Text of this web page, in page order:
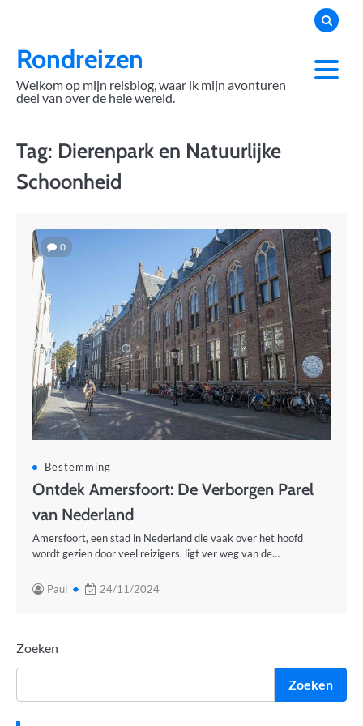
contentRondreizen
Welkom op mijn reisblog, waar ik mijn avonturen
deel van over de hele wereld.
Tag: Dierenpark en Natuurlijke
Schoonheid
0
Bestemming
Ontdek Amersfoort: De Verborgen Parel
van Nederland
Amersfoort, een stad in Nederland die vaak over het hoofd
wordt gezien door veel reizigers, ligt ver weg van de…
Paul 24/11/2024
Zoeken
Zoeken